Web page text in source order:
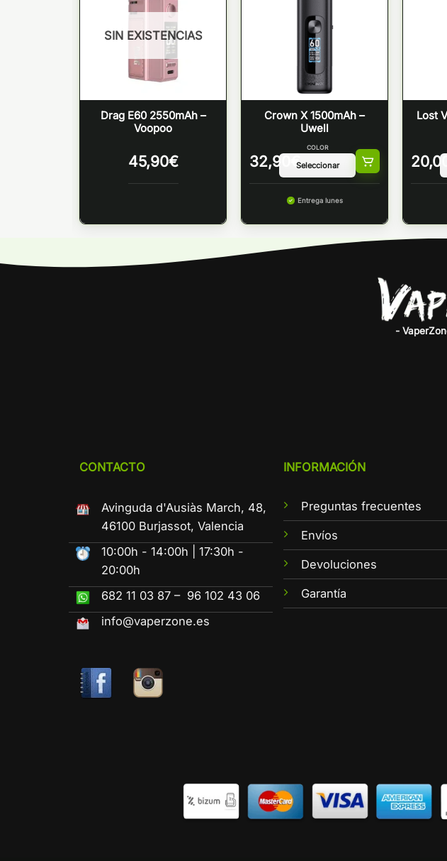
SIN EXISTENCIAS
Drag E60 2550mAh –
Voopoo
45,90€
Crown X 1500mAh –
Uwell
32,90 €
COLOR
Entrega lunes
Lost
20,00
-
CONTACTO
Avinguda d'Ausiàs March, 48,
46100 Burjassot, Valencia
10:00h - 14:00h | 17:30h -
20:00h
682 11 03 87 – 96 102 43 06
info@vaperzone.es
INFORMACIÓN
Preguntas frecuentes
Envíos
Devoluciones
Garantía